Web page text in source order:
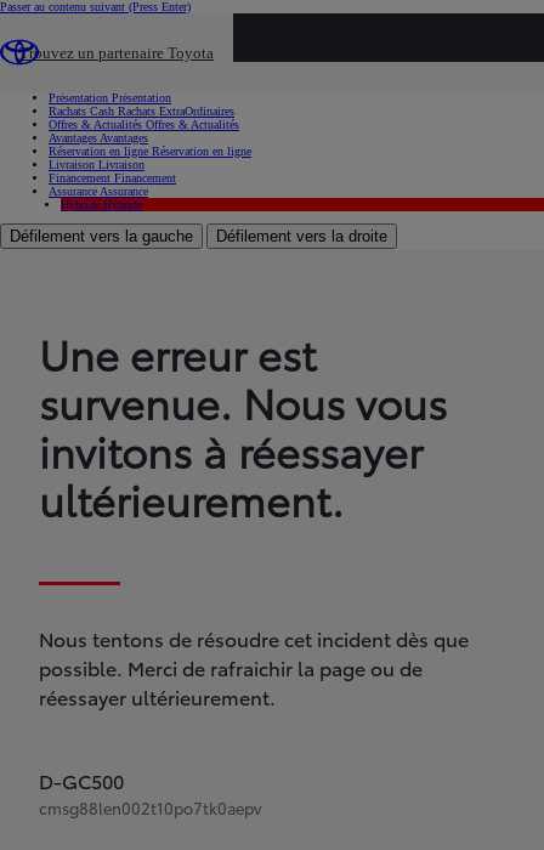
Passer au contenu suivant (Press Enter)
Trouvez un partenaire Toyota
Présentation Présentation
Rachats Cash Rachats ExtraOrdinaires
Offres & Actualités Offres & Actualités
Avantages Avantages
Réservation en ligne Réservation en ligne
Livraison Livraison
Financement Financement
Assurance Assurance
Hybride Hybride
Défilement vers la gauche Défilement vers la droite
Une erreur est
survenue. Nous vous
invitons à réessayer
ultérieurement.
Nous tentons de résoudre cet incident dès que
possible. Merci de rafraichir la page ou de
réessayer ultérieurement.
D-GC500
cmsg88len002t10po7tk0aepv